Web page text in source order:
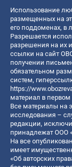
Использование
размещенных на
его поддоменах, в
Разрешается
разрешения на их
ссылки на сайт
получении
обязательном
систем,
https://
материал в
Все материалы на
исследования –
редакции,
принадлежат ООО
На все
имеет
«Об авторских